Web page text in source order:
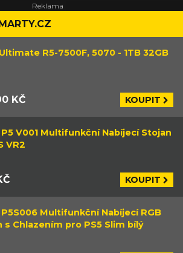
R5-7500F, 5070 - 1TB 32GB
KČ KOUPIT
V001 Multifunkční Nabíjecí Stojan
VR2
KOUPIT
Multifunkční Nabíjecí RGB
s Chlazením pro PS5 Slim bílý